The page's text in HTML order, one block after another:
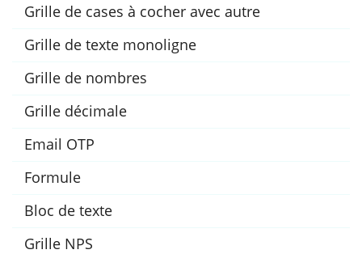
Grille de cases à cocher avec autre
Grille de texte monoligne
Grille de nombres
Grille décimale
Email OTP
Formule
Bloc de texte
Grille NPS